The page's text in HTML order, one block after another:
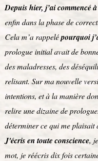
Depuis hier, j’ai commencé
enfin dans la phase de
Cela m’a rappelépourquoi
prologue initial avait de
des maladresses, des
relisant. Sur ma nouvelle
intentions, et à la manière
relire une dizaine de
déterminer ce qui me plaisait
J'écris en toute conscience,
mot, je réécris dix fois